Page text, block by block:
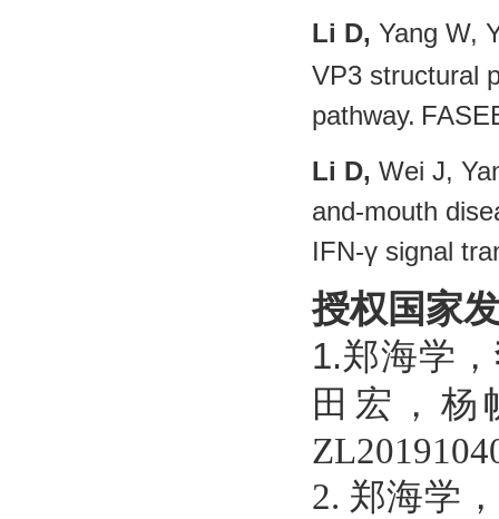
Li D, Yang W,
VP3 structural
pathway.
Li D, Wei J,
and-mouth
IFN-γ signal
授权国家
1.郑海学，
田宏，杨
2. 郑海学，